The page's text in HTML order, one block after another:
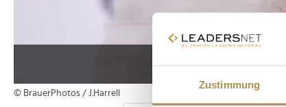
Zustimmung
© BrauerPhotos / J.Harrell